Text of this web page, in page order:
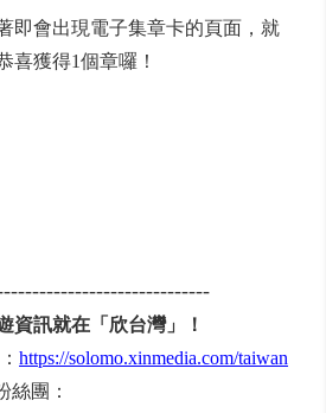
即會出現電子集章卡的頁面，就
喜獲得1個章囉！
資訊就在「欣台灣」！
https://solomo.xinmedia.com/taiwan
絲團：